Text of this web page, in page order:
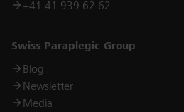
+41 41 939 62 62
Links
Swiss Paraplegic Group
Blog
Newsletter
Media